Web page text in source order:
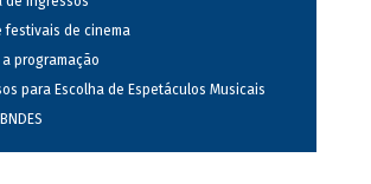
festivais de cinema
a programação
para Escolha de Espetáculos Musicais